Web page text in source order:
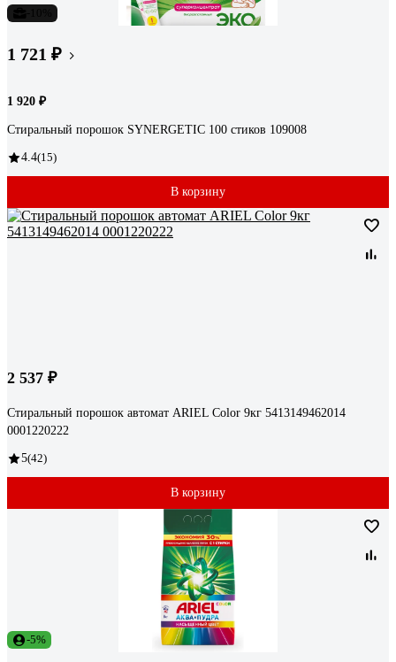
1 721 ₽
1 920 ₽
Стиральный порошок SYNERGETIC 100 стиков 109008
4.4(15)
В корзину
2 537 ₽
Стиральный порошок автомат ARIEL Color 9кг 5413149462014
0001220222
5(42)
В корзину
-5%